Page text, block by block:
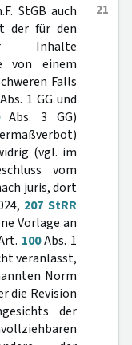
21
StGB auch
der für den
Inhalte
von einem
Falls
Abs. 1 GG und
Abs. 3 GG)
(vgl. im
vom
juris, dort
207 StRR
Vorlage an
100Abs. 1
veranlasst,
Norm
die Revision
der